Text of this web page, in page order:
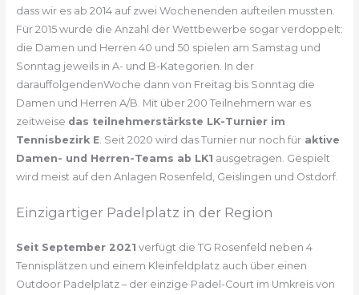
dass wir es ab 2014 auf zwei Wochenenden aufteilen mussten.
Für 2015 wurde die Anzahl der Wettbewerbe sogar verdoppelt:
die Damen und Herren 40 und 50 spielen am Samstag und
Sonntag jeweils in A- und B-Kategorien. In der
darauffolgendenWoche dann von Freitag bis Sonntag die
Damen und Herren A/B. Mit über 200 Teilnehmern war es
zeitweise das teilnehmerstärkste LK-Turnier im
Tennisbezirk E. Seit 2020 wird das Turnier nur noch füraktive
Damen- und Herren-Teams ab LK1 ausgetragen. Gespielt
wird meist auf den Anlagen Rosenfeld, Geislingen und Ostdorf.
Einzigartiger Padelplatz in der Region
Seit September 2021 verfügt die TG Rosenfeld neben 4
Tennisplätzen und einem Kleinfeldplatz auch über einen
Outdoor Padelplatz – der einzige Padel-Court im Umkreis von